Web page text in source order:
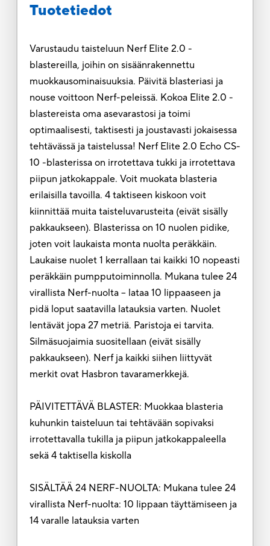
Tuotetiedot
Varustaudu taisteluun Nerf Elite 2.0 -
blastereilla, joihin on sisäänrakennettu
muokkausominaisuuksia. Päivitä blasteriasi ja
nouse voittoon Nerf-peleissä. Kokoa Elite 2.0 -
blastereista oma asevarastosi ja toimi
optimaalisesti, taktisesti ja joustavasti jokaisessa
tehtävässä ja taistelussa! Nerf Elite 2.0 Echo CS-
10 -blasterissa on irrotettava tukki ja irrotettava
piipun jatkokappale. Voit muokata blasteria
erilaisilla tavoilla. 4 taktiseen kiskoon voit
kiinnittää muita taisteluvarusteita (eivät sisälly
pakkaukseen). Blasterissa on 10 nuolen pidike,
joten voit laukaista monta nuolta peräkkäin.
Laukaise nuolet 1 kerrallaan tai kaikki 10 nopeasti
peräkkäin pumpputoiminnolla. Mukana tulee 24
virallista Nerf-nuolta – lataa 10 lippaaseen ja
pidä loput saatavilla latauksia varten. Nuolet
lentävät jopa 27 metriä. Paristoja ei tarvita.
Silmäsuojaimia suositellaan (eivät sisälly
pakkaukseen). Nerf ja kaikki siihen liittyvät
merkit ovat Hasbron tavaramerkkejä.
PÄIVITETTÄVÄ BLASTER: Muokkaa blasteria
kuhunkin taisteluun tai tehtävään sopivaksi
irrotettavalla tukilla ja piipun jatkokappaleella
sekä 4 taktisella kiskolla
SISÄLTÄÄ 24 NERF-NUOLTA: Mukana tulee 24
virallista Nerf-nuolta: 10 lippaan täyttämiseen ja
14 varalle latauksia varten